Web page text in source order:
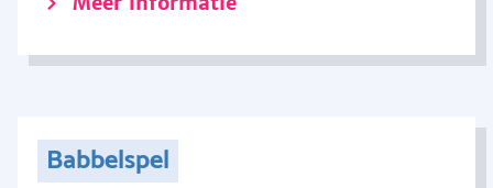
Babbelspel